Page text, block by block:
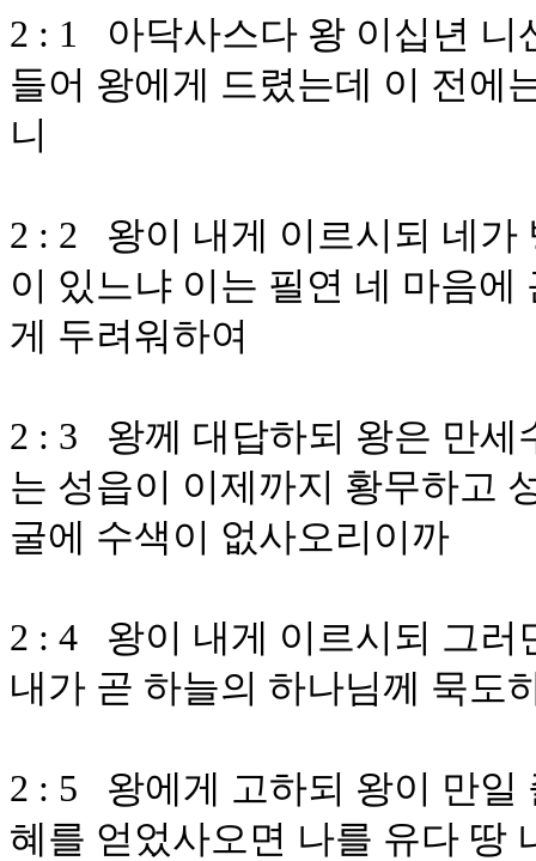
2 : 1 아닥사스다 왕 이십년 니
들어 왕에게 드렸는데 이 전에
니
2 : 2 왕이 내게 이르시되 네가
이 있느냐 이는 필연 네 마음
게 두려워하여
2 : 3 왕께 대답하되 왕은 만세
는 성읍이 이제까지 황무하고
굴에 수색이 없사오리이까
2 : 4 왕이 내게 이르시되 그러
내가 곧 하늘의 하나님께 묵도
2 : 5 왕에게 고하되 왕이 만일
혜를 얻었사오면 나를 유다 땅